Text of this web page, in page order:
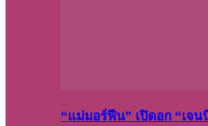
“แม่มอร์ฟีน” เปิดอก “เจ